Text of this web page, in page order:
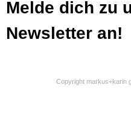
Melde dich zu
Newsletter an!
Copyright markus+karin